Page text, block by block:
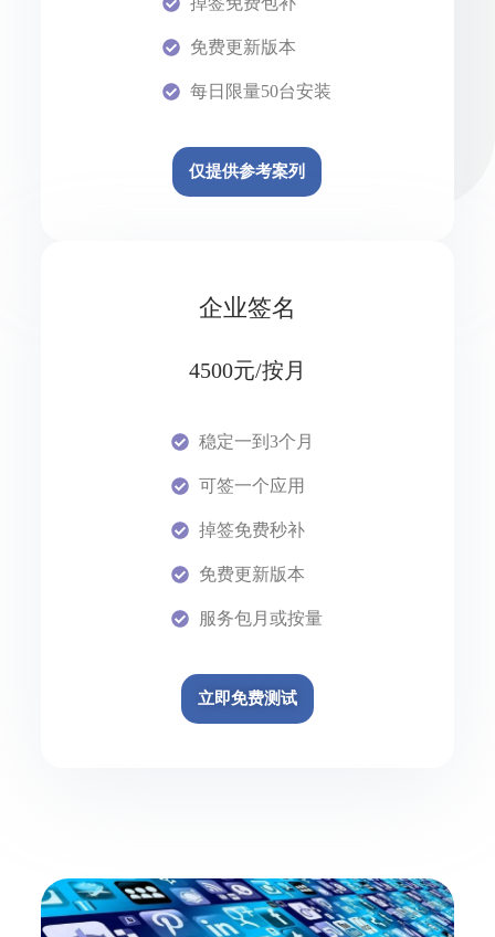
免费更新版本
每日限量50台安装
仅提供参考案列
企业签名
4500元/按月
稳定一到3个月
可签一个应用
掉签免费秒补
免费更新版本
服务包月或按量
立即免费测试